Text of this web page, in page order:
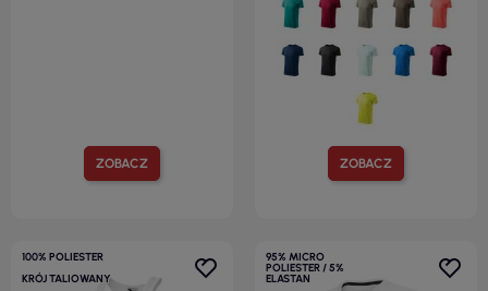
ZOBACZ ZOBACZ
100% POLIESTER
KRÓJ TALIOWANY
95% MICRO
POLIESTER / 5%
ELASTAN